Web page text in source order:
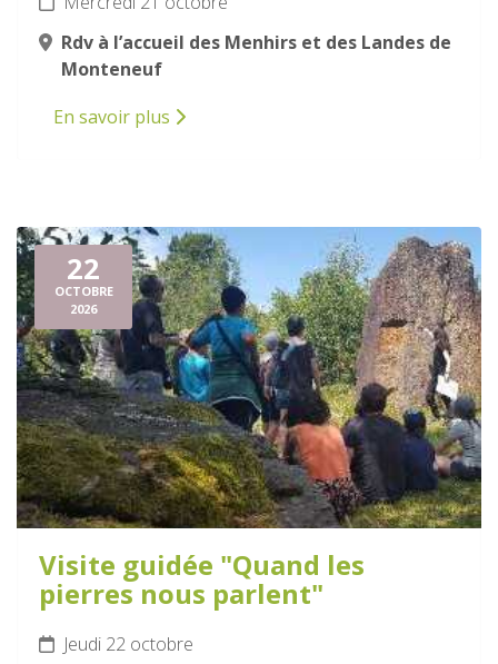
Rdv à l’accueil des Menhirs et des Landes de
Monteneuf
En savoir plus
22
OCTOBRE
2026
Visite guidée "Quand les
pierres nous parlent"
Jeudi 22 octobre